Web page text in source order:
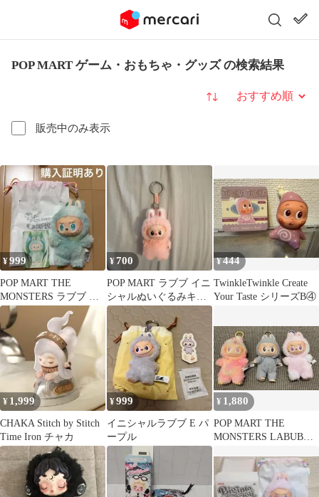
POP MART ゲーム・おもちゃ・グッズ の検索結果
販売中のみ表示
並び替え
¥999
POP MART THE
MONSTERS ラブブ エ
ナジー SERENITY
¥700
POP MART ラブブ イニ
シャルぬいぐるみキー
ホルダー【U】
¥444
TwinkleTwinkle Create
Your Taste シリーズB④
¥ 1,999
CHAKA Stitch by Stitch
Time Iron チャカ
¥999
イニシャルラブブ E パ
ープル
¥ 1,880
POP MART THE
MONSTERS LABUBU 3